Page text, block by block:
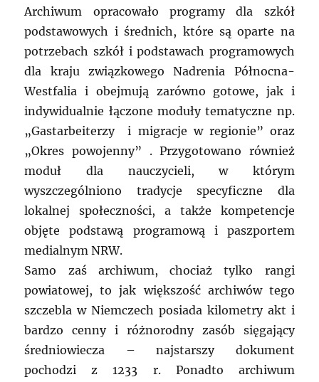
Archiwum opracowało programy dla szkół
podstawowych i średnich, które są oparte na
potrzebach szkół i podstawach programowych
dla kraju związkowego Nadrenia Północna-
Westfalia i obejmują zarówno gotowe, jak i
indywidualnie łączone moduły tematyczne np.
„Gastarbeiterzy i migracje w regionie” oraz
„Okres powojenny” . Przygotowano również
moduł dla nauczycieli, w którym
wyszczególniono tradycje specyficzne dla
lokalnej społeczności, a także kompetencje
objęte podstawą programową i paszportem
medialnym NRW.
Samo zaś archiwum, chociaż tylko rangi
powiatowej, to jak większość archiwów tego
szczebla w Niemczech posiada kilometry akt i
bardzo cenny i różnorodny zasób sięgający
średniowiecza – najstarszy dokument
pochodzi z 1233 r. Ponadto archiwum